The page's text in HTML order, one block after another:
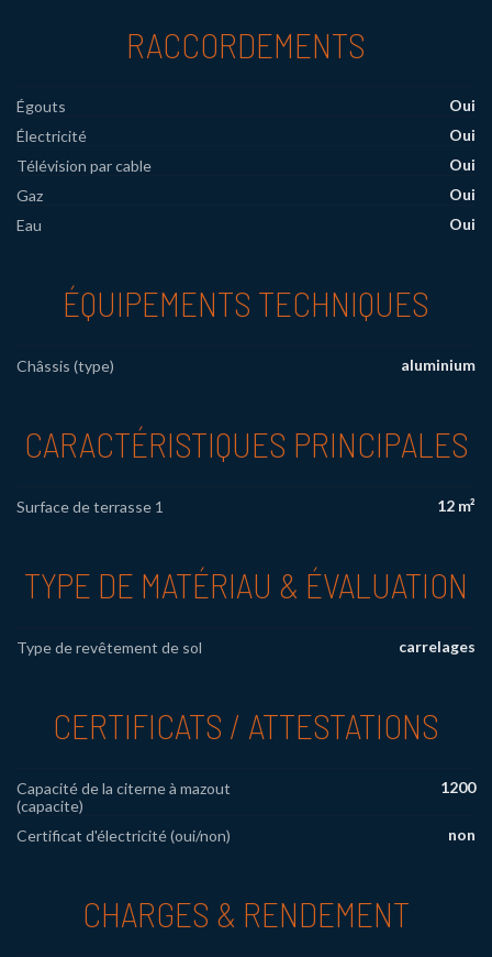
RACCORDEMENTS
Égouts
Oui
Électricité
Oui
Télévision par cable
Oui
Gaz
Oui
Eau
Oui
ÉQUIPEMENTS TECHNIQUES
Châssis (type) aluminium
CARACTÉRISTIQUES PRINCIPALES
Surface de terrasse 1 12 m²
TYPE DE MATÉRIAU & ÉVALUATION
Type de revêtement de sol carrelages
CERTIFICATS / ATTESTATIONS
Capacité de la citerne à mazout
(capacite)
1200
Certificat d'électricité (oui/non) non
CHARGES & RENDEMENT